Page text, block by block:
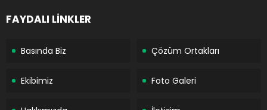
FAYDALI LİNKLER
Basında Biz Çözüm Ortakları
Ekibimiz Foto Galeri